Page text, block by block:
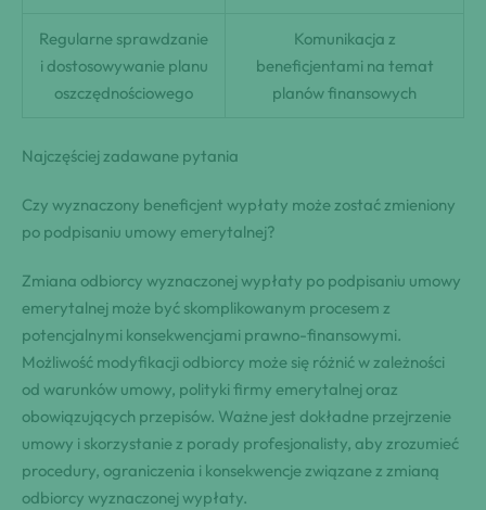
Regularne sprawdzanie
i dostosowywanie planu
oszczędnościowego
Komunikacja z
beneficjentami na temat
planów finansowych
Najczęściej zadawane pytania
Czy wyznaczony beneficjent wypłaty może zostać zmieniony
po podpisaniu umowy emerytalnej?
Zmiana odbiorcy wyznaczonej wypłaty po podpisaniu umowy
emerytalnej może być skomplikowanym procesem z
potencjalnymi konsekwencjami prawno-finansowymi.
Możliwość modyfikacji odbiorcy może się różnić w zależności
od warunków umowy, polityki firmy emerytalnej oraz
obowiązujących przepisów. Ważne jest dokładne przejrzenie
umowy i skorzystanie z porady profesjonalisty, aby zrozumieć
procedury, ograniczenia i konsekwencje związane z zmianą
odbiorcy wyznaczonej wypłaty.